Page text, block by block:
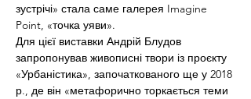
зустрічі» стала саме галерея Imagine
Point, «точка уяви».
Для цієї виставки Андрій Блудов
запропонував живописні твори із проєкту
«Урбаністика», започаткованого ще у 2018
р., де він «метафорично торкається теми